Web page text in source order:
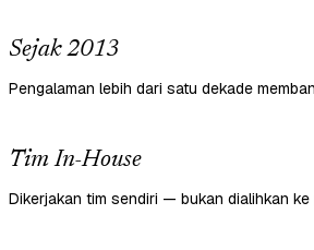
Sejak 2013
Pengalaman lebih dari satu dekade
Tim In-House
Dikerjakan tim sendiri — bukan dialihkan ke